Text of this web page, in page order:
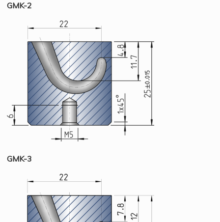
GMK-2
GMK-3